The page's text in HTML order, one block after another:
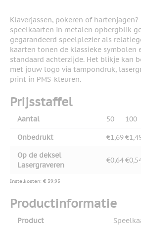
Klaverjassen, pokeren of hartenjagen?
speelkaarten in metalen opbergblik
gegarandeerd speelplezier als
kaarten tonen de klassieke symbolen
standaard achterzijde. Het blikje kan
met jouw logo via tampondruk,
print in PMS-kleuren.
Prijsstaffel
Aantal 50 100
Onbedrukt €1,69
Op de deksel
Lasergraveren
€0,64
Instelkosten: € 39,95
Productinformatie
Product